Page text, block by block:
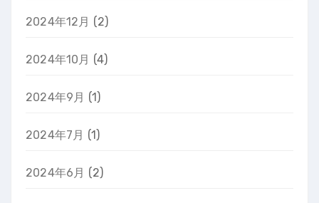
2024年12月 (2)
2024年10月 (4)
2024年9月 (1)
2024年7月 (1)
2024年6月 (2)